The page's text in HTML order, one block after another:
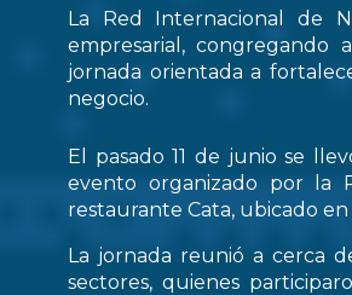
La Red Internacional de
empresarial, congregando
jornada orientada a
negocio.
El pasado 11 de junio se
evento organizado por la
restaurante Cata, ubicado
La jornada reunió a cerca
sectores, quienes